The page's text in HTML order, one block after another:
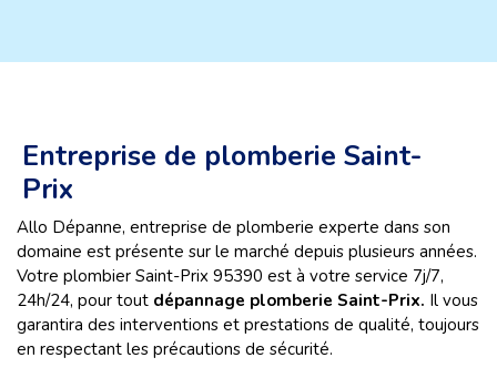
Entreprise de plomberie Saint-
Prix
Allo Dépanne, entreprise de plomberie experte dans son
domaine est présente sur le marché depuis plusieurs années.
Votre plombier Saint-Prix 95390 est à votre service 7j/7,
24h/24, pour tout dépannage plomberie Saint-Prix. Il vous
garantira des interventions et prestations de qualité, toujours
en respectant les précautions de sécurité.